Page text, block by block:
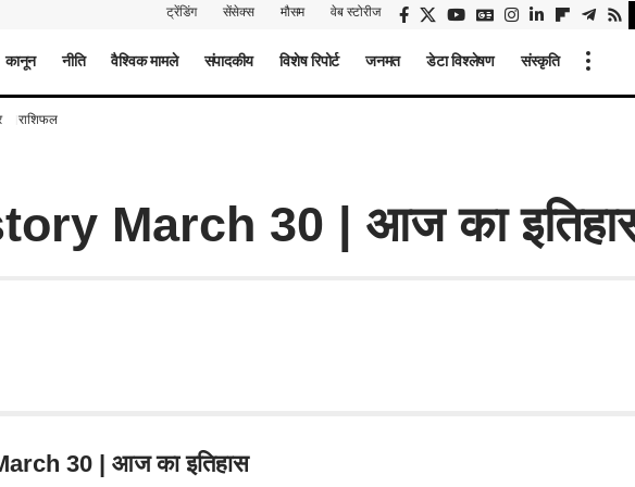
ट्रेंडिंग सेंसेक्स मौसम वेब स्टोरीज
कानून नीति वैश्विक मामले संपादकीय विशेष रिपोर्ट जनमत डेटा विश्लेषण संस्कृति
राशिफल
March 30 | आज का
30 | आज का इतिहास